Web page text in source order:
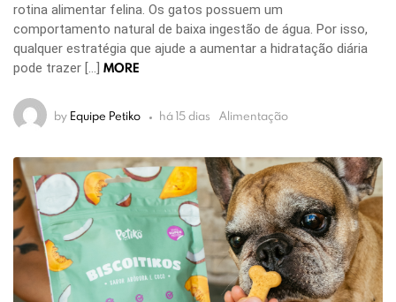
rotina alimentar felina. Os gatos possuem um
comportamento natural de baixa ingestão de água. Por isso,
qualquer estratégia que ajude a aumentar a hidratação diária
pode trazer […] MORE
by Equipe Petiko há 15 dias Alimentação